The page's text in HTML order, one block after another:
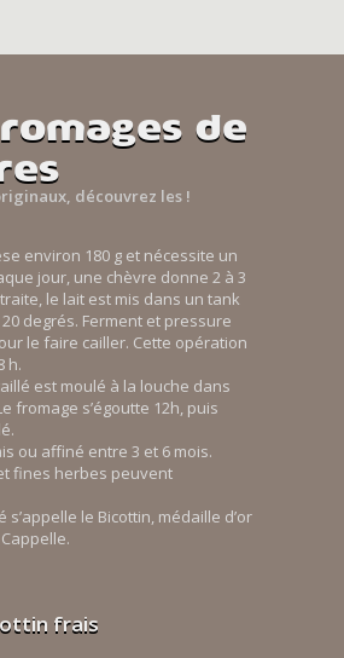
de
découvrez les !
environ 180 g et nécessite un
jour, une chèvre donne 2 à 3
le lait est mis dans un tank
degrés. Ferment et pressure
le faire cailler. Cette opération
h.
est moulé à la louche dans
fromage s’égoutte 12h, puis
ou affiné entre 3 et 6 mois.
fines herbes peuvent
s’appelle le Bicottin, médaille d’or
frais